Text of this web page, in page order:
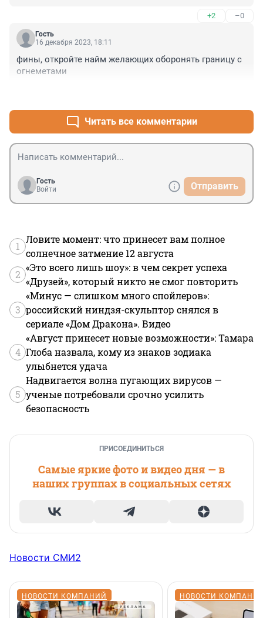
+2 –0
Гость
16 декабря 2023, 18:11
фины, откройте найм желающих оборонять границу с
огнеметами
Читать все комментарии
Гость
Войти
Отправить
1
Ловите момент: что принесет вам полное
солнечное затмение 12 августа
2
«Это всего лишь шоу»: в чем секрет успеха
«Друзей», который никто не смог повторить
3
«Минус — слишком много спойлеров»:
российский ниндзя-скульптор снялся в
сериале «Дом Дракона». Видео
4
«Август принесет новые возможности»: Тамара
Глоба назвала, кому из знаков зодиака
улыбнется удача
5
Надвигается волна пугающих вирусов —
ученые потребовали срочно усилить
безопасность
ПРИСОЕДИНИТЬСЯ
Самые яркие фото и видео дня — в
наших группах в социальных сетях
Новости СМИ2
НОВОСТИ КОМПАНИЙ НОВОСТИ